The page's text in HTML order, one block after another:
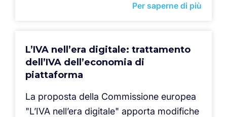
Per saperne di più
L’IVA nell’era digitale: trattamento
dell’IVA dell’economia di
piattaforma
La proposta della Commissione europea
"L’IVA nell’era digitale" apporta modifiche